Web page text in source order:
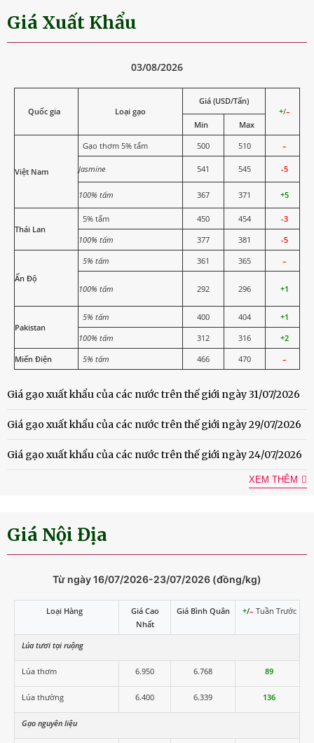
Giá Xuất Khẩu
03/08/2026
Quốc gia Loại gạo
Giá (USD/Tấn)
+/–
Min
Max
Việt Nam
Gạo thơm 5% tấm 500 510 –
Jasmine 541 545 -5
100% tấm 367 371 +5
Thái Lan
5% tấm 450 454
-3
100% tấm
377 381 -5
Ấn Độ
5% tấm 361 365 –
100% tấm 292 296 +1
Pakistan
5% tấm 400 404
+1
100% tấm
312 316
+2
Miến Điện
5% tấm 466 470 –
Giá gạo xuất khẩu của các nước trên thế giới ngày 31/07/2026
Giá gạo xuất khẩu của các nước trên thế giới ngày 29/07/2026
Giá gạo xuất khẩu của các nước trên thế giới ngày 24/07/2026
XEM THÊM
Giá Nội Địa
Từ ngày 16/07/2026-23/07/2026 (đồng/kg)
Loại Hàng
Giá Cao
Nhất
Giá Bình Quân +/– Tuần Trước
Lúa tươi tại ruộng
Lúa thơm 6.950 6.768 89
Lúa thường 6.400 6.339 136
Gạo nguyên liệu